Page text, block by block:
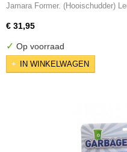
Jamara Former. (Hooischudder)
€ 31,95
✓ Op voorraad
IN WINKELWAGEN